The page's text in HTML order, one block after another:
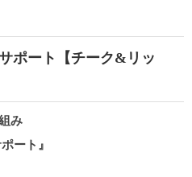
ポート【チーク&リッ
み
ート 』